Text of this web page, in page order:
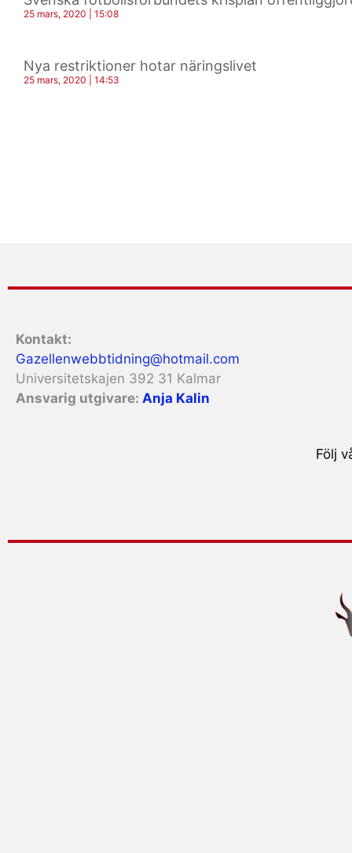
25 mars, 2020 15:08
Nya restriktioner hotar näringslivet
25 mars, 2020 14:53
Kontakt:
Gazellenwebbtidning@hotmail.com
Universitetskajen 392 31 Kalmar
Ansvarig utgivare: Anja Kalin
Följ